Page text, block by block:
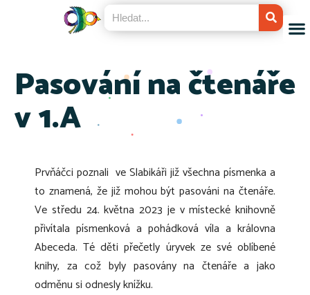
Pasování na čtenáře
v 1.A
Prvňáčci poznali ve Slabikáři již všechna písmenka a
to znamená, že již mohou být pasováni na čtenáře.
Ve středu 24. května 2023 je v místecké knihovně
přivítala písmenková a pohádková víla a královna
Abeceda. Té děti přečetly úryvek ze své oblíbené
knihy, za což byly pasovány na čtenáře a jako
odměnu si odnesly knížku.